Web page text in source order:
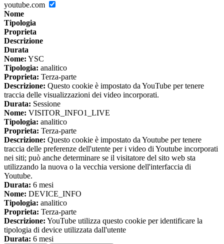
youtube.com
Nome
Tipologia
Proprieta
Descrizione
Durata
Nome: YSC
Tipologia: analitico
Proprieta: Terza-parte
Descrizione: Questo cookie è impostato da YouTube per tenere
traccia delle visualizzazioni dei video incorporati.
Durata: Sessione
Nome: VISITOR_INFO1_LIVE
Tipologia: analitico
Proprieta: Terza-parte
Descrizione: Questo cookie è impostato da Youtube per tenere
traccia delle preferenze dell'utente per i video di Youtube incorporati
nei siti; può anche determinare se il visitatore del sito web sta
utilizzando la nuova o la vecchia versione dell'interfaccia di
Youtube.
Durata: 6 mesi
Nome: DEVICE_INFO
Tipologia: analitico
Proprieta: Terza-parte
Descrizione: YouTube utilizza questo cookie per identificare la
tipologia di device utilizzata dall'utente
Durata: 6 mesi